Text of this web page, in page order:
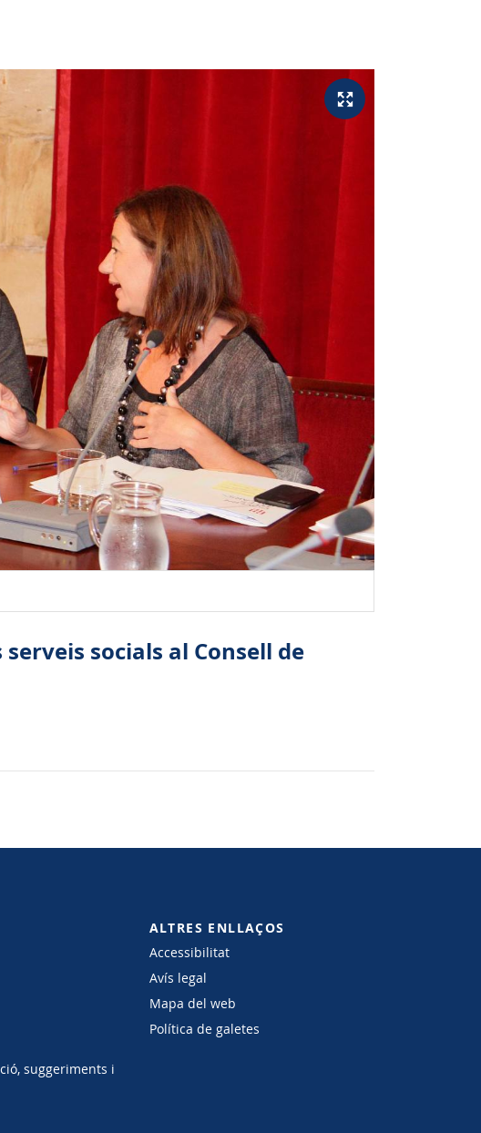
socials al Consell de
suggeriments i
ALTRES ENLLAÇOS
Accessibilitat
Avís legal
Mapa del web
Política de galetes